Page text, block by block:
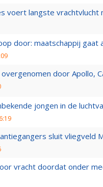
voert langste
door: maatschappij
door Apollo,
jongen in de
sluit vliegveld
vracht doordat onder